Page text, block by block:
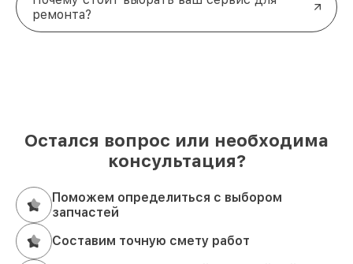
ремонта?
Остался вопрос или необходима
консультация?
Поможем определиться с выбором
запчастей
Составим точную смету работ